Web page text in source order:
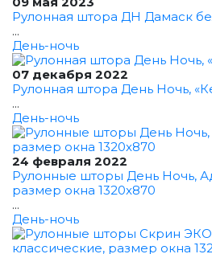
Рулонная штора ДН Дамаск
...
День-ночь
07 декабря 2022
Рулонная штора День Ночь,
...
День-ночь
24 февраля 2022
Рулонные шторы День Ночь,
размер окна 1320x870
...
День-ночь